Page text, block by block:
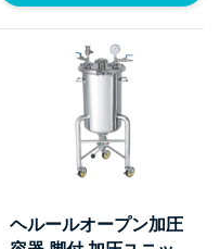
ヘルールオープン加圧